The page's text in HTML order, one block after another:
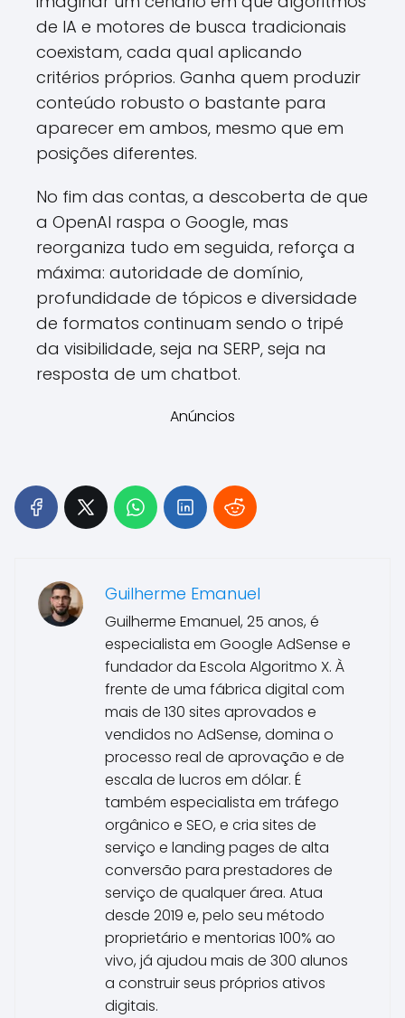
de IA e motores de busca tradicionais
coexistam, cada qual aplicando
critérios próprios. Ganha quem produzir
conteúdo robusto o bastante para
aparecer em ambos, mesmo que em
posições diferentes.
No fim das contas, a descoberta de que
a OpenAI raspa o Google, mas
reorganiza tudo em seguida, reforça a
máxima: autoridade de domínio,
profundidade de tópicos e diversidade
de formatos continuam sendo o tripé
da visibilidade, seja na SERP, seja na
resposta de um chatbot.
Anúncios
Guilherme Emanuel
Guilherme Emanuel, 25 anos, é
especialista em Google AdSense e
fundador da Escola Algoritmo X. À
frente de uma fábrica digital com
mais de 130 sites aprovados e
vendidos no AdSense, domina o
processo real de aprovação e de
escala de lucros em dólar. É
também especialista em tráfego
orgânico e SEO, e cria sites de
serviço e landing pages de alta
conversão para prestadores de
serviço de qualquer área. Atua
desde 2019 e, pelo seu método
proprietário e mentorias 100% ao
vivo, já ajudou mais de 300 alunos
a construir seus próprios ativos
digitais.